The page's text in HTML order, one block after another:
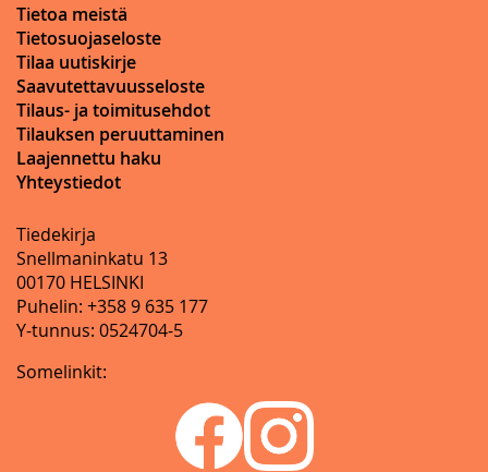
Tietoa meistä
Tietosuojaseloste
Tilaa uutiskirje
Saavutettavuusseloste
Tilaus- ja toimitusehdot
Tilauksen peruuttaminen
Laajennettu haku
Yhteystiedot
Tiedekirja
Snellmaninkatu 13
00170 HELSINKI
Puhelin: +358 9 635 177
Y-tunnus: 0524704-5
Somelinkit: